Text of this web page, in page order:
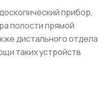
прибор,
полости прямой
дистального отдела
таких устройств